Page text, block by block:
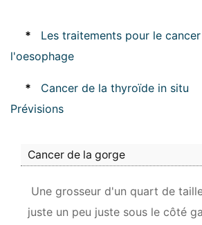
*
Les traitements pour le
l'oesophage
*
Cancer de la thyroïde in situ
Prévisions
Cancer de la gorge
Une grosseur d'un quart de
juste un peu juste sous le côté